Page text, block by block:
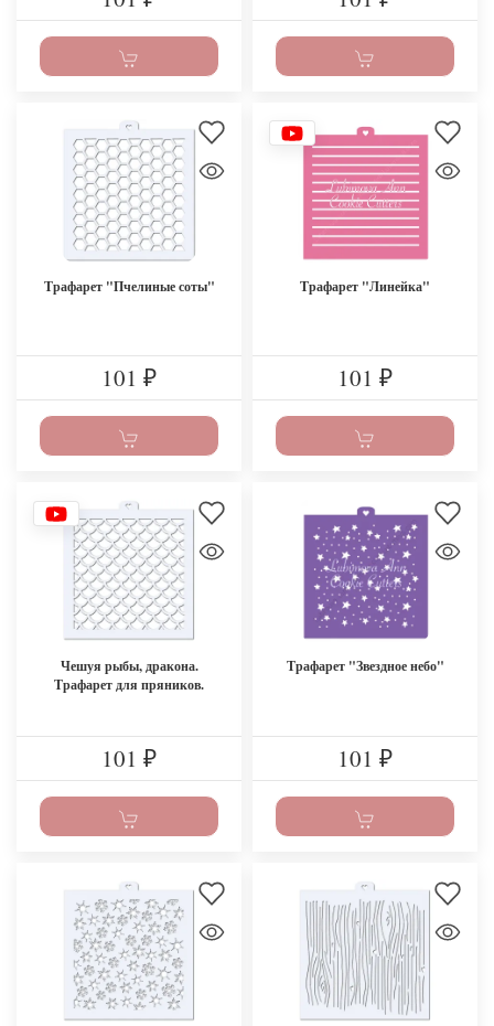
Трафарет "Пчелиные соты"
101 ₽
Трафарет "Линейка"
101 ₽
Чешуя рыбы, дракона.
Трафарет для пряников.
101 ₽
Трафарет "Звездное небо"
101 ₽